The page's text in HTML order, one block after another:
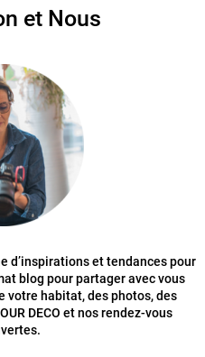
et Nous
d’inspirations et tendances pour
blog pour partager avec vous
votre habitat, des photos, des
DECO et nos rendez-vous